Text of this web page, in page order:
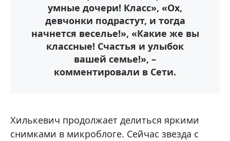
умные дочери! Класс», «Ох,
девчонки подрастут, и тогда
начнется веселье!», «Какие же вы
классные! Счастья и улыбок
вашей семье!», –
комментировали в Сети.
Хилькевич продолжает делиться яркими
снимками в микроблоге. Сейчас звезда с